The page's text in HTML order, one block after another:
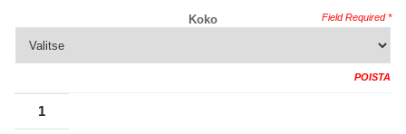
Koko
POISTA